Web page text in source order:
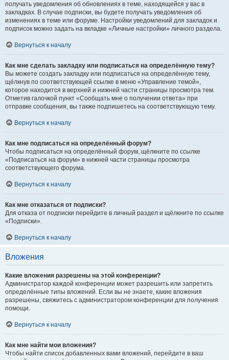
получать уведомления об обновлениях в теме, находящейся у вас в
закладках. В случае подписки, вы будете получать уведомления об
изменениях в теме или форуме. Настройки уведомлений для закладок и
подписок можно задать на вкладке «Личные настройки» личного раздела.
Вернуться к началу
Как мне сделать закладку или подписаться на определённую тему?
Вы можете создать закладку или подписаться на определённую тему,
щёлкнув по соответствующей ссылке в меню «Управление темой»,
которое находится в верхней и нижней части страницы просмотра тем.
Отметив галочкой пункт «Сообщать мне о получении ответа» при
отправке сообщения, вы также подпишетесь на соответствующую тему.
Вернуться к началу
Как мне подписаться на определённый форум?
Чтобы подписаться на определённый форум, щёлкните по ссылке
«Подписаться на форум» в нижней части страницы просмотра
соответствующего форума.
Вернуться к началу
Как мне отказаться от подписки?
Для отказа от подписки перейдите в личный раздел и щёлкните по ссылке
«Подписки».
Вернуться к началу
Вложения
Какие вложения разрешены на этой конференции?
Администратор каждой конференции может разрешить или запретить
определённые типы вложений. Если вы не знаете, какие вложения
разрешены, свяжитесь с администратором конференции для получения
помощи.
Вернуться к началу
Как мне найти мои вложения?
Чтобы найти список добавленных вами вложений, перейдите в ваш